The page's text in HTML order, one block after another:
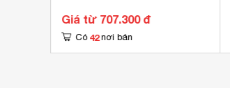
Giá từ 707.300 đ
Có 42 nơi bán